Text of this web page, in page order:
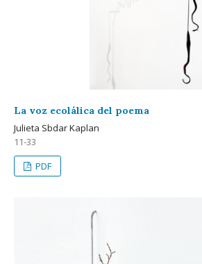
La voz ecolálica del poema
Julieta Sbdar Kaplan
11-33
PDF